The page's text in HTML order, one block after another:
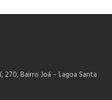
270, Bairro Joá – Lagoa Santa